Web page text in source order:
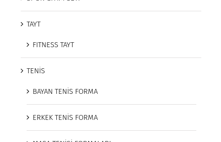
TAYT
FITNESS TAYT
TENİS
BAYAN TENİS FORMA
ERKEK TENİS FORMA